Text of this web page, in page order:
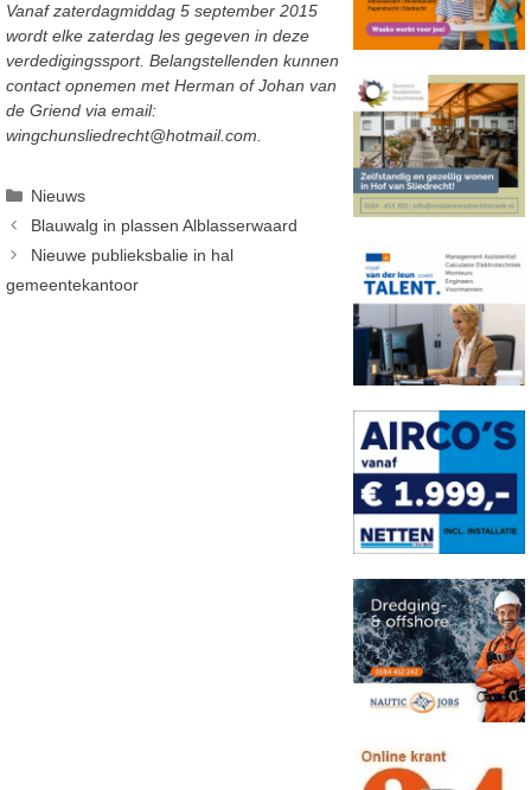
Vanaf zaterdagmiddag 5 september 2015
wordt elke zaterdag les gegeven in deze
verdedigingssport. Belangstellenden kunnen
contact opnemen met Herman of Johan van
de Griend via email:
wingchunsliedrecht@hotmail.com.
Categorieën
Nieuws
Blauwalg in plassen Alblasserwaard
Nieuwe publieksbalie in hal
gemeentekantoor